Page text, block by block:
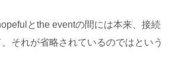
とthe eventの間には本来、接続
それが省略されているのではという